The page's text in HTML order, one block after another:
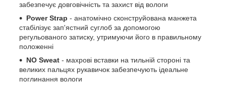
забезпечує довговічність та захист від вологи
Power Strap - анатомічно сконструйована манжета
стабілізує зап'ястний суглоб за допомогою
регульованого затиску, утримуючи його в правильному
положенні
NO Sweat - махрові вставки на тильній стороні та
великих пальцях рукавичок забезпечують ідеальне
поглинання вологи